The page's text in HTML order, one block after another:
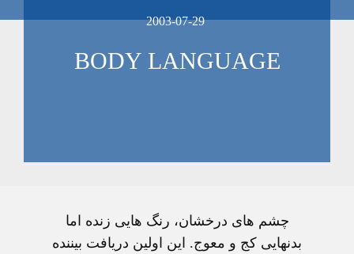
2003-07-29
BODY LANGUAGE
چشم های درخشان، رنگ هايی زنده اما
بدنهايی کج و معوج. اين اولين دريافت بيننده